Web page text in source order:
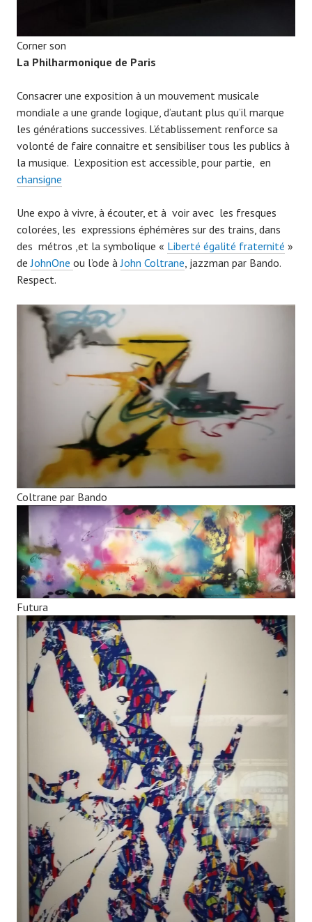
Corner son
La Philharmonique de Paris
Consacrer une exposition à un mouvement musicale
mondiale a une grande logique, d’autant plus qu’il marque
les générations successives. L’établissement renforce sa
volonté de faire connaitre et sensibiliser tous les publics à
la musique. L’exposition est accessible, pour partie, en
chansigne
Une expo à vivre, à écouter, et à voir avec les fresques
colorées, les expressions éphémères sur des trains, dans
des métros ,et la symbolique « Liberté égalité fraternité »
deJohnOne ou l’ode àJohn Coltrane, jazzman par Bando.
Respect.
Coltrane par Bando
Futura